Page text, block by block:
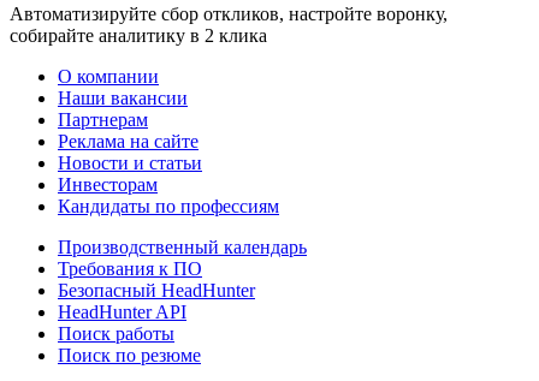
Автоматизируйте сбор откликов, настройте воронку,
собирайте аналитику в 2 клика
О компании
Наши вакансии
Партнерам
Реклама на сайте
Новости и статьи
Инвесторам
Кандидаты по профессиям
Производственный календарь
Требования к ПО
Безопасный HeadHunter
HeadHunter API
Поиск работы
Поиск по резюме